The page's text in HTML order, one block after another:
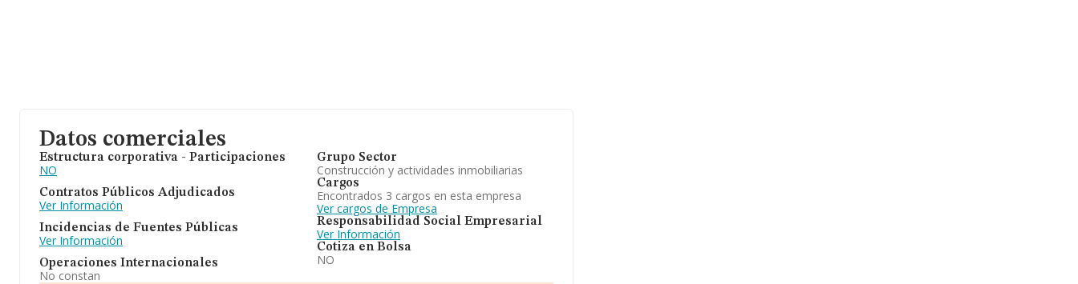
Datos comerciales
Estructura corporativa - Participaciones
NO
Contratos Públicos Adjudicados
Ver Información
Incidencias de Fuentes Públicas
Ver Información
Operaciones Internacionales
No constan
Grupo Sector
Construcción y actividades inmobiliarias
Cargos
Encontrados 3 cargos en esta empresa
Ver cargos de Empresa
Responsabilidad Social Empresarial
Ver Información
Cotiza en Bolsa
NO